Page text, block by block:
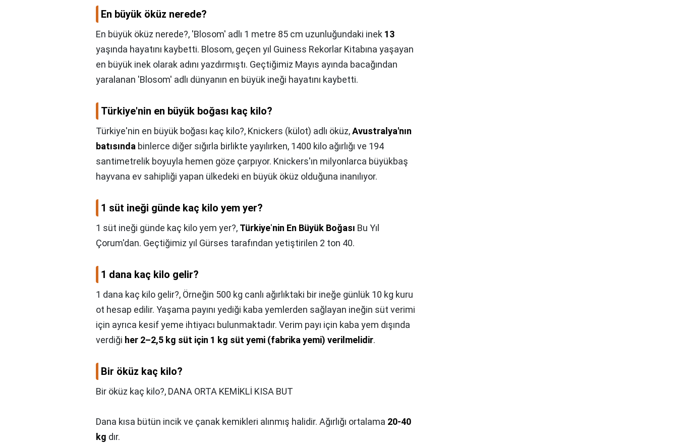
En büyük öküz nerede?
En büyük öküz nerede?, 'Blosom' adlı 1 metre 85 cm uzunluğundaki inek 13
yaşında hayatını kaybetti. Blosom, geçen yıl Guiness Rekorlar Kitabına yaşayan
en büyük inek olarak adını yazdırmıştı. Geçtiğimiz Mayıs ayında bacağından
yaralanan 'Blosom' adlı dünyanın en büyük ineği hayatını kaybetti.
Türkiye'nin en büyük boğası kaç kilo?
Türkiye'nin en büyük boğası kaç kilo?, Knickers (külot) adlı öküz,Avustralya'nın
batısında binlerce diğer sığırla birlikte yayılırken, 1400 kilo ağırlığı ve 194
santimetrelik boyuyla hemen göze çarpıyor. Knickers'ın milyonlarca büyükbaş
hayvana ev sahipliği yapan ülkedeki en büyük öküz olduğuna inanılıyor.
1 süt ineği günde kaç kilo yem yer?
1 süt ineği günde kaç kilo yem yer?, Türkiye'nin En Büyük Boğası Bu Yıl
Çorum'dan. Geçtiğimiz yıl Gürses tarafından yetiştirilen 2 ton 40.
1 dana kaç kilo gelir?
1 dana kaç kilo gelir?, Örneğin 500 kg canlı ağırlıktaki bir ineğe günlük 10 kg kuru
ot hesap edilir. Yaşama payını yediği kaba yemlerden sağlayan ineğin süt verimi
için ayrıca kesif yeme ihtiyacı bulunmaktadır. Verim payı için kaba yem dışında
verdiği her 2–2,5 kg süt için 1 kg süt yemi (fabrika yemi) verilmelidir.
Bir öküz kaç kilo?
Bir öküz kaç kilo?, DANA ORTA KEMİKLİ KISA BUT
Dana kısa bütün incik ve çanak kemikleri alınmış halidir. Ağırlığı ortalama 20-40
kg dır.